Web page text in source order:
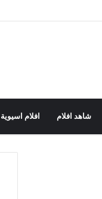
شاهد افلام افلام اسيوية